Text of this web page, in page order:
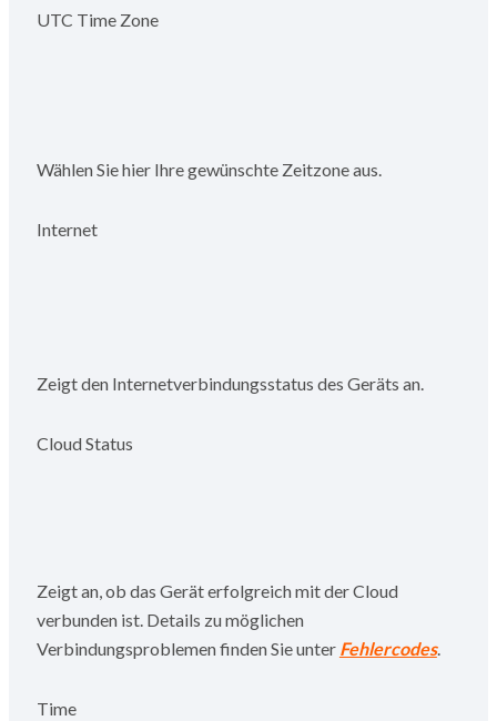
UTC Time Zone
Wählen Sie hier Ihre gewünschte Zeitzone aus.
Internet
Zeigt den Internetverbindungsstatus des Geräts an.
Cloud Status
Zeigt an, ob das Gerät erfolgreich mit der Cloud
verbunden ist. Details zu möglichen
Verbindungsproblemen finden Sie unter Fehlercodes.
Time